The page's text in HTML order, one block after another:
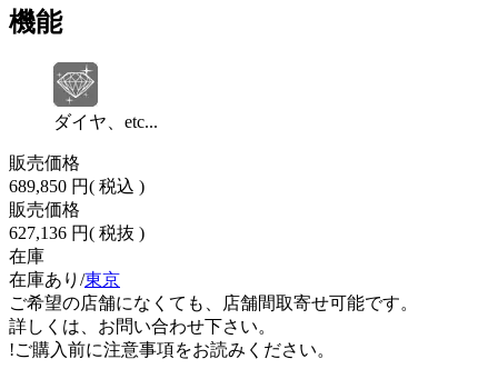
機能
ダイヤ、etc...
販売価格
689,850 円( 税込 )
販売価格
627,136 円( 税抜 )
在庫
在庫あり/東京
ご希望の店舗になくても、店舗間取寄せ可能です。
詳しくは、お問い合わせ下さい。
!ご購入前に注意事項をお読みください。